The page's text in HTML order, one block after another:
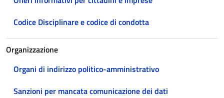
Codice Disciplinare e codice di condotta
Organizzazione
Organi di indirizzo politico-amministrativo
Sanzioni per mancata comunicazione dei dati